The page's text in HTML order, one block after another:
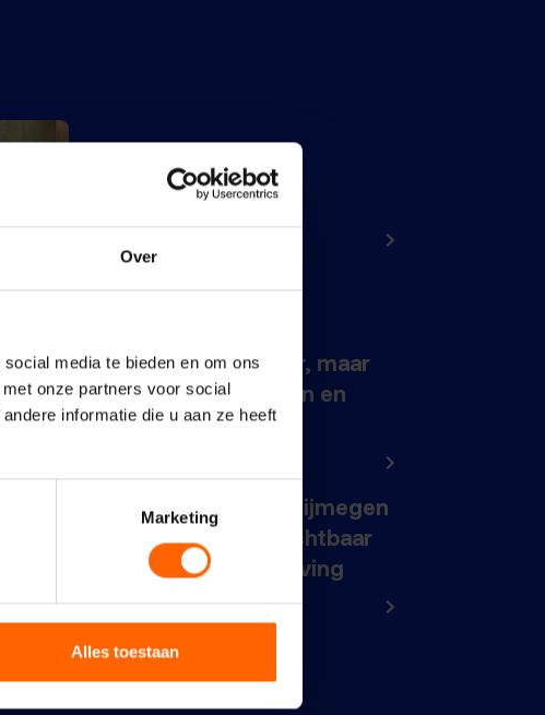
Over
media te bieden en om ons
onze partners voor social
informatie die u aan ze heeft
Marketing
Alles toestaan
Maidenspeech Dennis
Nijmegen nog duurder, maar
niet bereikbaar, schoon en
veilig
Een schoon en veilig Nijmegen
vraagt om meer en zichtbaar
onderhoud en handhaving
21 juni 2026